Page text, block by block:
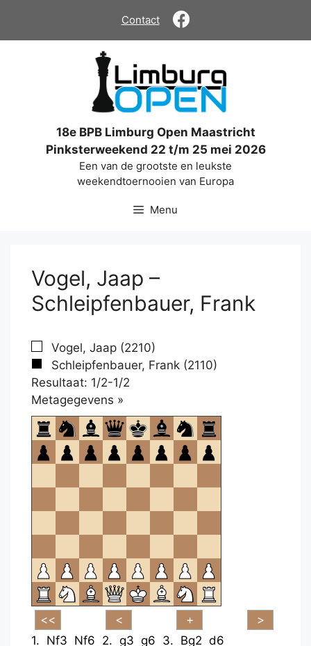
de
Contact
18e BPB Limburg Open Maastricht
Pinksterweekend 22 t/m 25 mei 2026
Een van de grootste en leukste
weekendtoernooien van Europa
Menu
Vogel, Jaap –
Schleipfenbauer, Frank
Vogel, Jaap (2210)
Schleipfenbauer, Frank (2110)
Resultaat: 1/2-1/2
Metagegevens »
om
te
openen.
1. Nf3 Nf6 2. g3 g6 3. Bg2 d6